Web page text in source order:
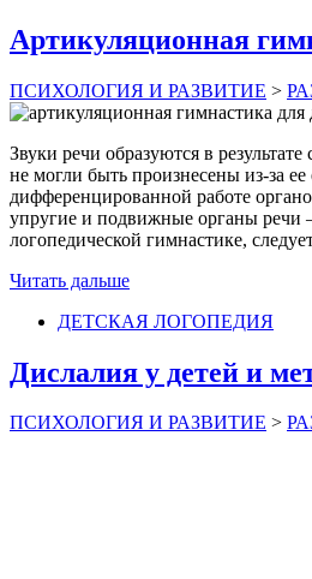
Артикуляционная
ПСИХОЛОГИЯ И РАЗВИТИЕ >
Звуки речи образуются в
не могли быть произнесены из-за
дифференцированной работе
упругие и подвижные органы речи
логопедической гимнастике,
Читать дальше
ДЕТСКАЯ ЛОГОПЕДИЯ
Дислалия у детей и
ПСИХОЛОГИЯ И РАЗВИТИЕ >